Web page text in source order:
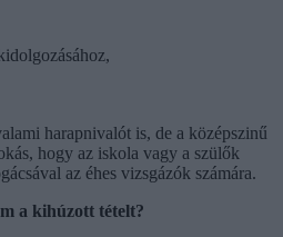
harapnivalót is, de a középszinű
hogy az iskola vagy a szülők
az éhes vizsgázók számára.
a kihúzott tételt?